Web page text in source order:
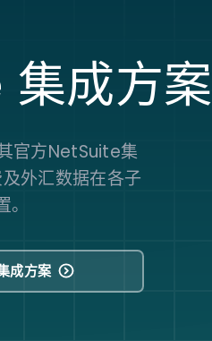
集成方案
官方NetSuite集
外汇数据在各子
成方案